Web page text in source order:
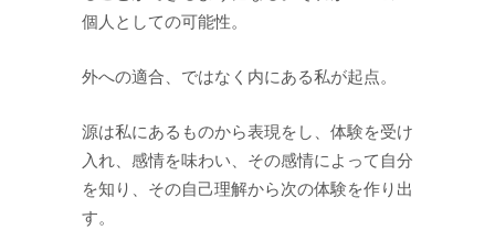
個人としての可能性。
外への適合、ではなく内にある私が起点。
源は私にあるものから表現をし、体験を受け
入れ、感情を味わい、その感情によって自分
を知り、その自己理解から次の体験を作り出
す。